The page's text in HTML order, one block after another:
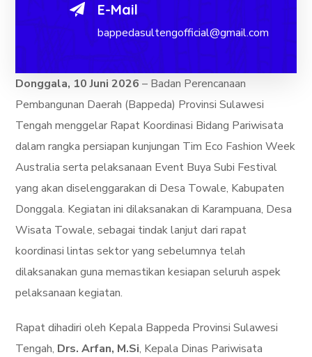
E-Mail
bappedasultengofficial@gmail.com
Donggala, 10 Juni 2026 – Badan Perencanaan
Pembangunan Daerah (Bappeda) Provinsi Sulawesi
Tengah menggelar Rapat Koordinasi Bidang Pariwisata
dalam rangka persiapan kunjungan Tim Eco Fashion Week
Australia serta pelaksanaan Event Buya Subi Festival
yang akan diselenggarakan di Desa Towale, Kabupaten
Donggala. Kegiatan ini dilaksanakan di Karampuana, Desa
Wisata Towale, sebagai tindak lanjut dari rapat
koordinasi lintas sektor yang sebelumnya telah
dilaksanakan guna memastikan kesiapan seluruh aspek
pelaksanaan kegiatan.
Rapat dihadiri oleh Kepala Bappeda Provinsi Sulawesi
Tengah, Drs. Arfan, M.Si, Kepala Dinas Pariwisata